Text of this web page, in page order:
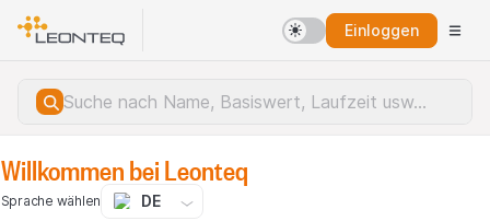
Einloggen
Willkommen bei Leonteq
Sprache wählen DE